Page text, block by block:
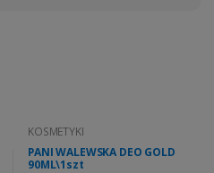
KOSMETYKI
PANI WALEWSKA DEO GOLD
90ML\1szt